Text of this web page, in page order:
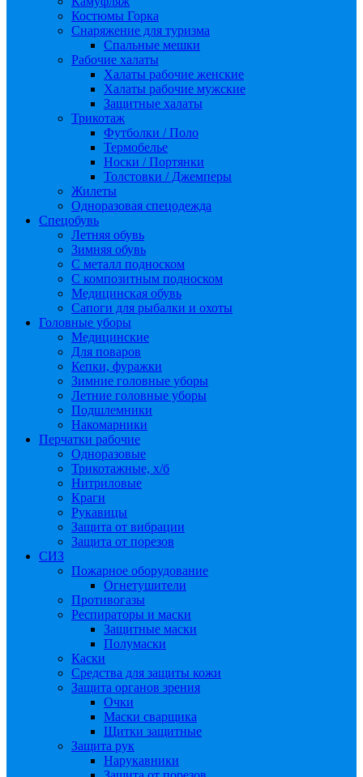
Костюмы Горка
Снаряжение для туризма
Спальные мешки
Рабочие халаты
Халаты рабочие женские
Халаты рабочие мужские
Защитные халаты
Трикотаж
Футболки / Поло
Термобелье
Носки / Портянки
Толстовки / Джемперы
Жилеты
Одноразовая спецодежда
Спецобувь
Летняя обувь
Зимняя обувь
С металл подноском
С композитным подноском
Медицинская обувь
Сапоги для рыбалки и охоты
Головные уборы
Медицинские
Для поваров
Кепки, фуражки
Зимние головные уборы
Летние головные уборы
Подшлемники
Накомарники
Перчатки рабочие
Одноразовые
Трикотажные, х/б
Нитриловые
Краги
Рукавицы
Защита от вибрации
Защита от порезов
СИЗ
Пожарное оборудование
Огнетушители
Противогазы
Респираторы и маски
Защитные маски
Полумаски
Каски
Средства для защиты кожи
Защита органов зрения
Очки
Маски сварщика
Щитки защитные
Защита рук
Нарукавники